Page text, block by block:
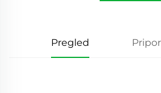
Pregled